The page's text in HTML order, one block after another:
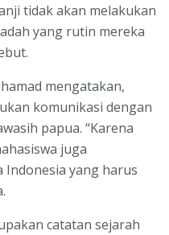
tidak akan melakukan
yang rutin mereka
mengatakan,
komunikasi dengan
papua. “Karena
juga
Indonesia yang harus
catatan sejarah